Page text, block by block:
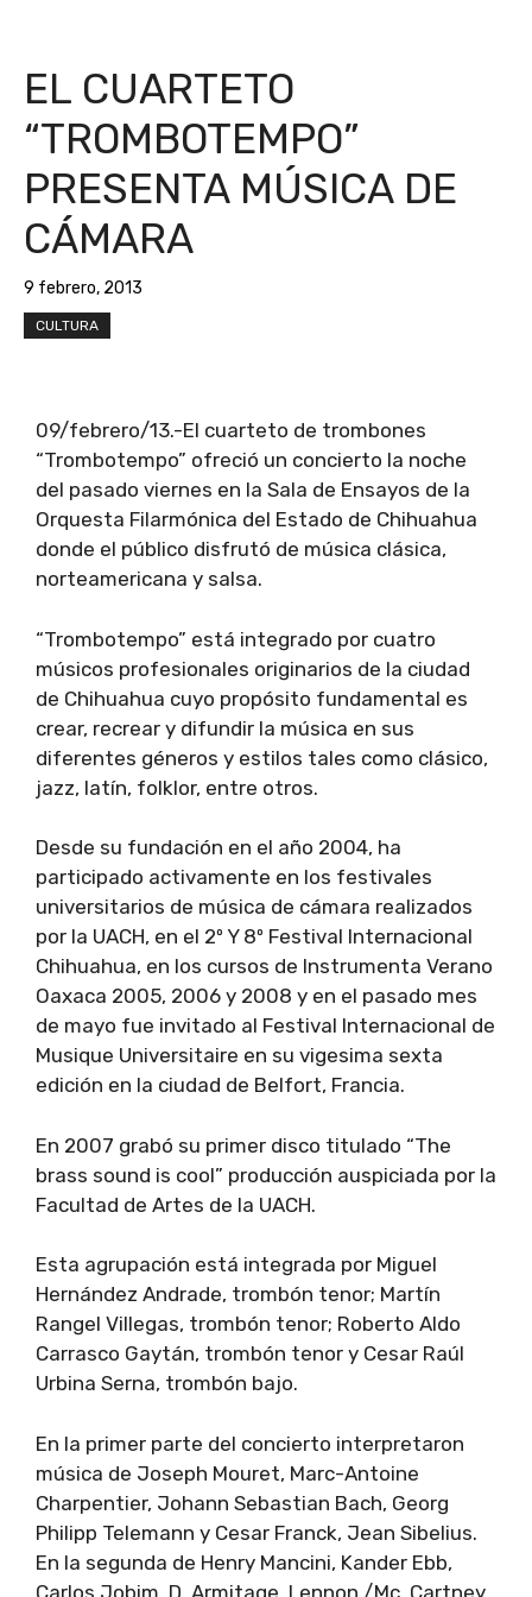
EL CUARTETO
“TROMBOTEMPO”
PRESENTA MÚSICA DE
CÁMARA
9 febrero, 2013
CULTURA
09/febrero/13.-El cuarteto de trombones
“Trombotempo” ofreció un concierto la noche
del pasado viernes en la Sala de Ensayos de la
Orquesta Filarmónica del Estado de Chihuahua
donde el público disfrutó de música clásica,
norteamericana y salsa.
“Trombotempo” está integrado por cuatro
músicos profesionales originarios de la ciudad
de Chihuahua cuyo propósito fundamental es
crear, recrear y difundir la música en sus
diferentes géneros y estilos tales como clásico,
jazz, latín, folklor, entre otros.
Desde su fundación en el año 2004, ha
participado activamente en los festivales
universitarios de música de cámara realizados
por la UACH, en el 2º Y 8º Festival Internacional
Chihuahua, en los cursos de Instrumenta Verano
Oaxaca 2005, 2006 y 2008 y en el pasado mes
de mayo fue invitado al Festival Internacional de
Musique Universitaire en su vigesima sexta
edición en la ciudad de Belfort, Francia.
En 2007 grabó su primer disco titulado “The
brass sound is cool” producción auspiciada por la
Facultad de Artes de la UACH.
Esta agrupación está integrada por Miguel
Hernández Andrade, trombón tenor; Martín
Rangel Villegas, trombón tenor; Roberto Aldo
Carrasco Gaytán, trombón tenor y Cesar Raúl
Urbina Serna, trombón bajo.
En la primer parte del concierto interpretaron
música de Joseph Mouret, Marc-Antoine
Charpentier, Johann Sebastian Bach, Georg
Philipp Telemann y Cesar Franck, Jean Sibelius.
En la segunda de Henry Mancini, Kander Ebb,
Carlos Jobim, D. Armitage, Lennon /Mc. Cartney